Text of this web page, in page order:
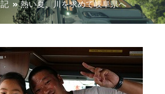
熱い夏、川を求めて岐阜県へ